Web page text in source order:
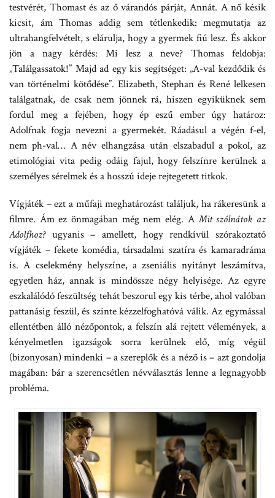
testvérét, Thomast és az ő várandós párját, Annát. A nő késik
kicsit, ám Thomas addig sem tétlenkedik: megmutatja az
ultrahangfelvételt, s elárulja, hogy a gyermek fiú lesz. És akkor
jön a nagy kérdés: Mi lesz a neve? Thomas feldobja:
„Találgassatok!” Majd ad egy kis segítséget: „A-val kezdődik és
van történelmi kötődése”. Elizabeth, Stephan és René lelkesen
találgatnak, de csak nem jönnek rá, hiszen egyiküknek sem
fordul meg a fejében, hogy ép eszű ember úgy határoz:
Adolfnak fogja nevezni a gyermekét. Ráadásul a végén f-el,
nem ph-val… A név elhangzása után elszabadul a pokol, az
etimológiai vita pedig odáig fajul, hogy felszínre kerülnek a
személyes sérelmek és a hosszú ideje rejtegetett titkok.
Vígjáték – ezt a műfaji meghatározást találjuk, ha rákeresünk a
filmre. Ám ez önmagában még nem elég. AMit szólnátok az
Adolfhoz?ugyanis – amellett, hogy rendkívül szórakoztató
vígjáték – fekete komédia, társadalmi szatíra és kamaradráma
is. A cselekmény helyszíne, a zseniális nyitányt leszámítva,
egyetlen ház, annak is mindössze négy helyisége. Az egyre
eszkalálódó feszültség tehát beszorul egy kis térbe, ahol valóban
pattanásig feszül, és szinte kézzelfoghatóvá válik. Az egymással
ellentétben álló nézőpontok, a felszín alá rejtett vélemények, a
kényelmetlen igazságok sorra kerülnek elő, míg végül
(bizonyosan) mindenki – a szereplők és a néző is – azt gondolja
magában: bár a szerencsétlen névválasztás lenne a legnagyobb
probléma.